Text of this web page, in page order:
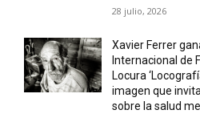
28 julio, 2026
Xavier Ferrer
Internacional de
Locura
imagen que
sobre la salud